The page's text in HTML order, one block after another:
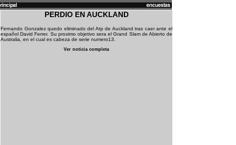
PERDIO EN AUCKLAND
Fernando Gonzalez quedo eliminado del Atp de Auckland tras caer ante el
español David Ferrer. Su proximo objetivo sera el Grand Slam de Abierto de
Australia, en el cual es cabeza de serie numero13.
Ver noticia completa